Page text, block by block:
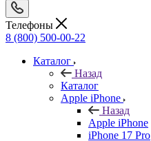
Телефоны
8 (800) 500-00-22
Каталог
Назад
Каталог
Apple iPhone
Назад
Apple iPhone
iPhone 17 Pro